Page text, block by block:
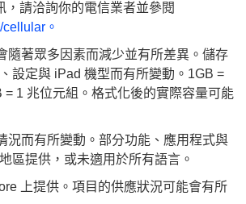
，請洽詢你的電信業者並參閱
。
隨著眾多因素而減少並有所差異。儲存
設定與 iPad 機型而有所變動。1GB =
= 1 兆位元組。格式化後的實際容量可能
況而有所變動。部分功能、應用程式與
區提供，或未適用於所有語言。
上提供。項目的供應狀況可能會有所